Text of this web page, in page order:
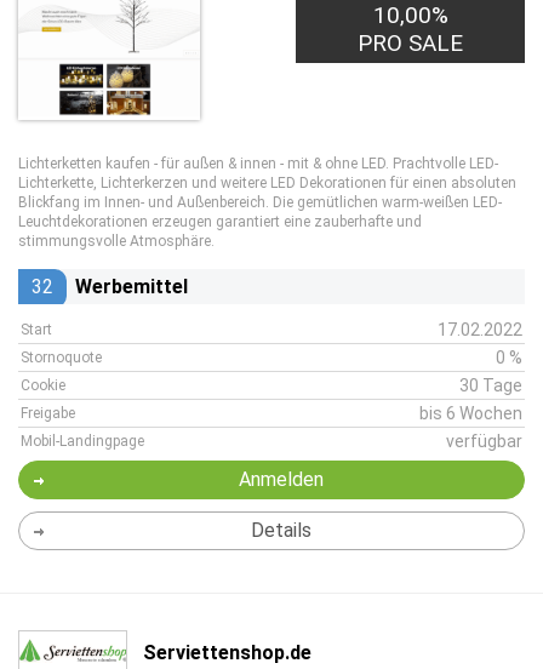
10,00%
PRO SALE
Lichterketten kaufen - für außen & innen - mit & ohne LED. Prachtvolle LED-
Lichterkette, Lichterkerzen und weitere LED Dekorationen für einen absoluten
Blickfang im Innen- und Außenbereich. Die gemütlichen warm-weißen LED-
Leuchtdekorationen erzeugen garantiert eine zauberhafte und
stimmungsvolle Atmosphäre.
32 Werbemittel
Start 17.02.2022
Stornoquote 0 %
Cookie 30 Tage
Freigabe bis 6 Wochen
Mobil-Landingpage verfügbar
Anmelden
Details
Serviettenshop.de